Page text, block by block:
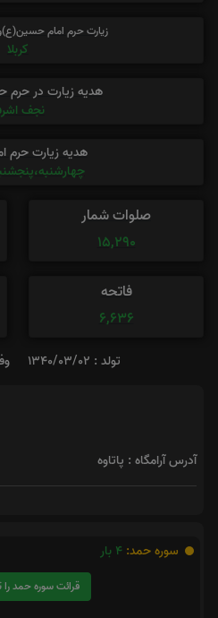
زیارت حرم امام
کربلا
هدیه زیارت در
نجف
هدیه زیارت حرم
صلوات شمار
15,290
فاتحه
6,636
تولد : 1340/03/02
آدرس آرامگاه : پاتاوه
سوره حمد: 4 بار
قرائت سوره حمد را تقبل میکنم